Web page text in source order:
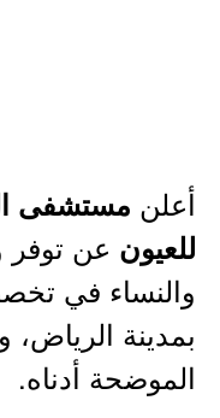
أعلن مستشفى
للعيون عن
والنساء في
بمدينة الرياض،
الموضحة أدناه.